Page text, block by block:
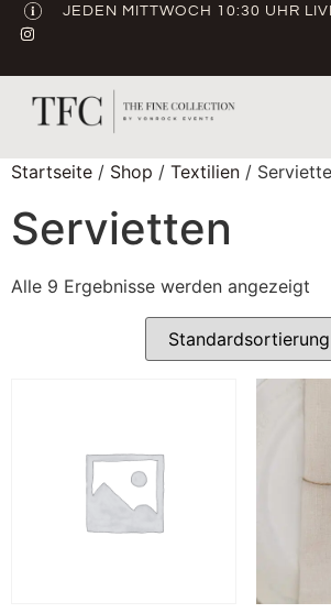
JEDEN MITTWOCH 10:30 UHR
Startseite / Shop / Textilien /
Servietten
Alle 9 Ergebnisse werden angezeigt